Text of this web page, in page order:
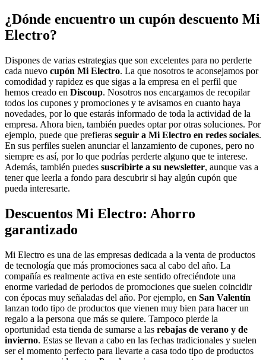
¿Dónde encuentro un cupón descuento Mi
Electro?
Dispones de varias estrategias que son excelentes para no perderte
cada nuevo cupón Mi Electro. La que nosotros te aconsejamos por
comodidad y rapidez es que sigas a la empresa en el perfil que
hemos creado en Discoup. Nosotros nos encargamos de recopilar
todos los cupones y promociones y te avisamos en cuanto haya
novedades, por lo que estarás informado de toda la actividad de la
empresa. Ahora bien, también puedes optar por otras soluciones. Por
ejemplo, puede que prefieras seguir a Mi Electro en redes sociales.
En sus perfiles suelen anunciar el lanzamiento de cupones, pero no
siempre es así, por lo que podrías perderte alguno que te interese.
Además, también puedes suscribirte a su newsletter, aunque vas a
tener que leerla a fondo para descubrir si hay algún cupón que
pueda interesarte.
Descuentos Mi Electro: Ahorro
garantizado
Mi Electro es una de las empresas dedicada a la venta de productos
de tecnología que más promociones saca al cabo del año. La
compañía es realmente activa en este sentido ofreciéndote una
enorme variedad de periodos de promociones que suelen coincidir
con épocas muy señaladas del año. Por ejemplo, en San Valentín
lanzan todo tipo de productos que vienen muy bien para hacer un
regalo a la persona que más se quiere. Tampoco pierde la
oportunidad esta tienda de sumarse a las rebajas de verano y de
invierno. Estas se llevan a cabo en las fechas tradicionales y suelen
ser el momento perfecto para llevarte a casa todo tipo de productos